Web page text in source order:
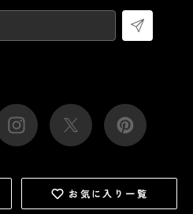
お気に入り一覧